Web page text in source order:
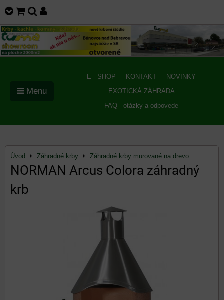
E - SHOP KONTAKT
NOVINKY
EXOTICKÁ ZÁHRADA
FAQ - otázky a odpovede
Menu
Úvod Záhradné krby Záhradné krby murované na drevo
NORMAN Arcus Colora záhradný
krb